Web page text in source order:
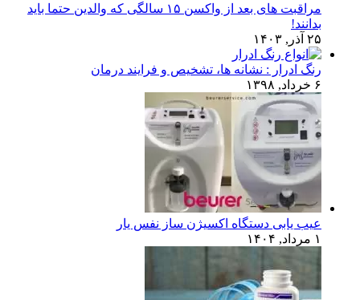
مراقبت های بعد از واکسن ۱۵ سالگی که والدین حتما باید
بدانند!
۲۵ آذر, ۱۴۰۳
رنگ ادرار : نشانه ها، تشخیص و فرایند درمان
۶ خرداد, ۱۳۹۸
عیب یابی دستگاه اکسیژن ساز نفس یار
۱ مرداد, ۱۴۰۴